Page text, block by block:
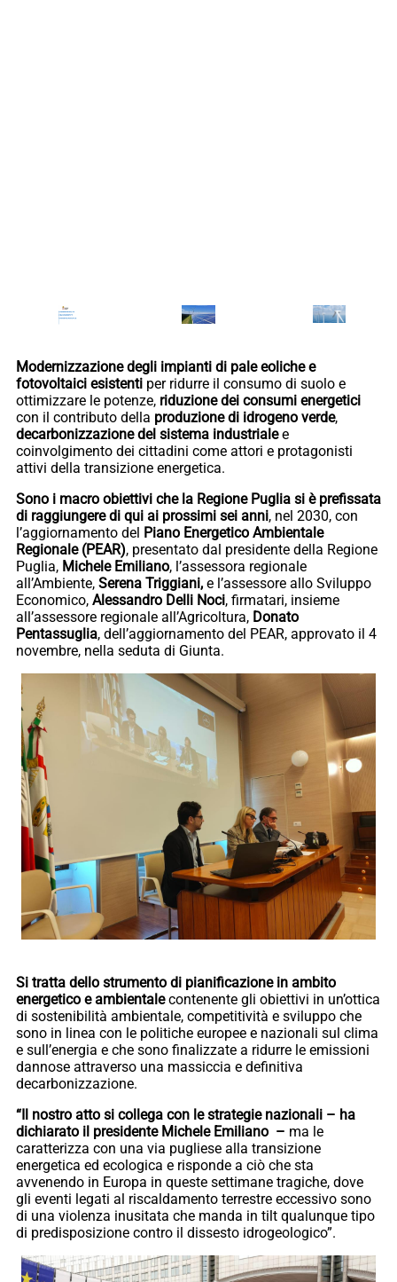
Modernizzazione degli impianti di pale eoliche e
fotovoltaici esistenti per ridurre il consumo di suolo e
ottimizzare le potenze, riduzione dei consumi energetici
con il contributo della produzione di idrogeno verde,
decarbonizzazione del sistema industrialee
coinvolgimento dei cittadini come attori e protagonisti
attivi della transizione energetica.
Sono i macro obiettivi che la Regione Puglia si è prefissata
di raggiungere di qui ai prossimi sei anni, nel 2030, con
l’aggiornamento del Piano Energetico Ambientale
Regionale (PEAR), presentato dal presidente della Regione
Puglia, Michele Emiliano, l’assessora regionale
all’Ambiente, Serena Triggiani, e l’assessore allo Sviluppo
Economico, Alessandro Delli Noci, firmatari, insieme
all’assessore regionale all’Agricoltura, Donato
Pentassuglia, dell’aggiornamento del PEAR, approvato il 4
novembre, nella seduta di Giunta.
Si tratta dello strumento di pianificazione in ambito
energetico e ambientalecontenente gli obiettivi in un’ottica
di sostenibilità ambientale, competitività e sviluppo che
sono in linea con le politiche europee e nazionali sul clima
e sull’energia e che sono finalizzate a ridurre le emissioni
dannose attraverso una massiccia e definitiva
decarbonizzazione.
“Il nostro atto si collega con le strategie nazionali – ha
dichiarato il presidente Michele Emiliano – ma le
caratterizza con una via pugliese alla transizione
energetica ed ecologica e risponde a ciò che sta
avvenendo in Europa in queste settimane tragiche, dove
gli eventi legati al riscaldamento terrestre eccessivo sono
di una violenza inusitata che manda in tilt qualunque tipo
di predisposizione contro il dissesto idrogeologico”.